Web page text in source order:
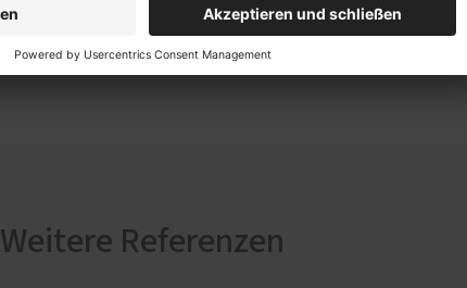
Weitere Referenzen